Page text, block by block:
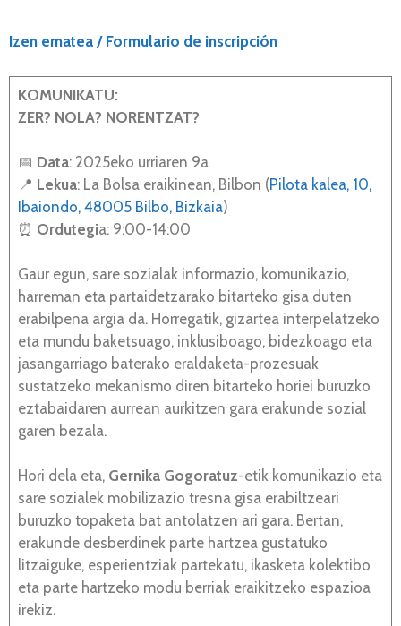
Izen ematea / Formulario de inscripción
KOMUNIKATU:
ZER? NOLA? NORENTZAT?
📅 Data: 2025eko urriaren 9a
📍 Lekua: La Bolsa eraikinean, Bilbon (Pilota kalea, 10,
Ibaiondo, 48005 Bilbo, Bizkaia)
⏰ Ordutegia: 9:00-14:00
Gaur egun, sare sozialak informazio, komunikazio,
harreman eta partaidetzarako bitarteko gisa duten
erabilpena argia da. Horregatik, gizartea interpelatzeko
eta mundu baketsuago, inklusiboago, bidezkoago eta
jasangarriago baterako eraldaketa-prozesuak
sustatzeko mekanismo diren bitarteko horiei buruzko
eztabaidaren aurrean aurkitzen gara erakunde sozial
garen bezala.
Hori dela eta, Gernika Gogoratuz-etik komunikazio eta
sare sozialek mobilizazio tresna gisa erabiltzeari
buruzko topaketa bat antolatzen ari gara. Bertan,
erakunde desberdinek parte hartzea gustatuko
litzaiguke, esperientziak partekatu, ikasketa kolektibo
eta parte hartzeko modu berriak eraikitzeko espazioa
irekiz.